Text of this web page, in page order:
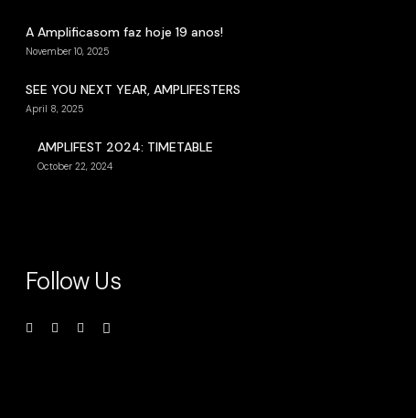
A Amplificasom faz hoje 19 anos!
November 10, 2025
SEE YOU NEXT YEAR, AMPLIFESTERS
April 8, 2025
AMPLIFEST 2024: TIMETABLE
October 22, 2024
Follow Us